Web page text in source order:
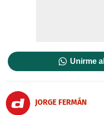
Unirme
JORGE FERMÁN